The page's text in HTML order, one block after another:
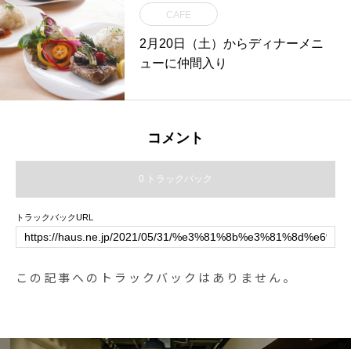
CAFE
2月20日（土）からディナーメニ
ューに仲間入り
コメント
0 トラックバック
トラックバックURL
この記事へのトラックバックはありません。